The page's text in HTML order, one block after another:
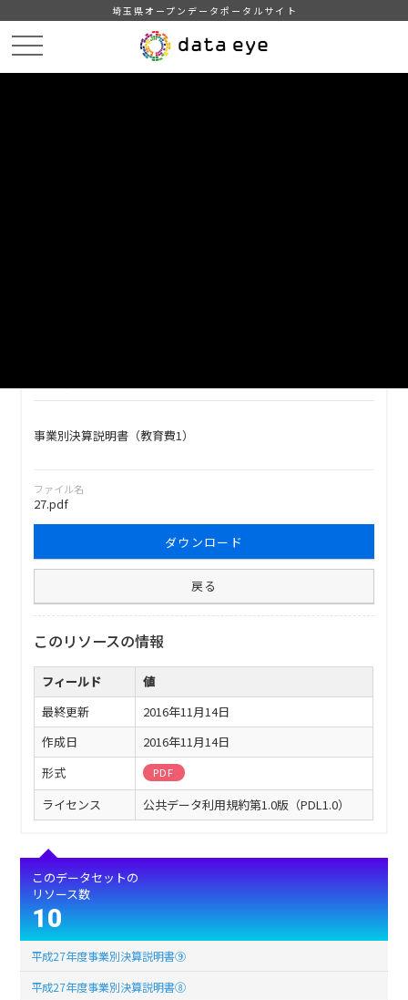
埼玉県オープンデータポータルサイト
事業別決算説明書（教育費1）
ファイル名
27.pdf
ダウンロード
戻る
このリソースの情報
フィールド
値
最終更新
2016年11月14日
作成日
2016年11月14日
形式
PDF
ライセンス 公共データ利用規約第1.0版（PDL1.0）
このデータセットの
リソース数
10
平成27年度事業別決算説明書⑨
平成27年度事業別決算説明書⑧